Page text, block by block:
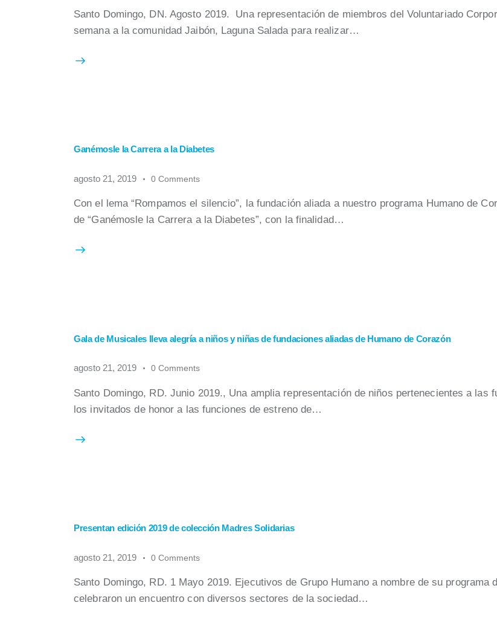
Santo Domingo, DN. Agosto 2019. Una representación de miembros del Voluntariado
semana a la comunidad Jaibón, Laguna Salada para realizar…
Ganémosle la Carrera a la Diabetes
agosto 21, 2019 0 Comments
Con el lema “Rompamos el silencio”, la fundación aliada a nuestro programa Humano de
de “Ganémosle la Carrera a la Diabetes”, con la finalidad…
Gala de Musicales lleva alegría a niños y niñas de fundaciones aliadas de Humano de Corazón
agosto 21, 2019 0 Comments
Santo Domingo, RD. Junio 2019., Una amplia representación de niños pertenecientes a las
los invitados de honor a las funciones de estreno de…
Presentan edición 2019 de colección Madres Solidarias
agosto 21, 2019 0 Comments
Santo Domingo, RD. 1 Mayo 2019. Ejecutivos de Grupo Humano a nombre de su programa
celebraron un encuentro con diversos sectores de la sociedad…